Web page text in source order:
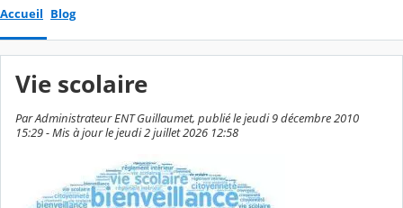
Accueil Blog
Vie scolaire
Par Administrateur ENT Guillaumet, publié le jeudi 9 décembre 2010
15:29 - Mis à jour le jeudi 2 juillet 2026 12:58